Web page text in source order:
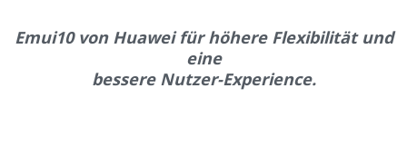
Emui10 von Huawei für höhere Flexibilität und
eine
bessere Nutzer-Experience.